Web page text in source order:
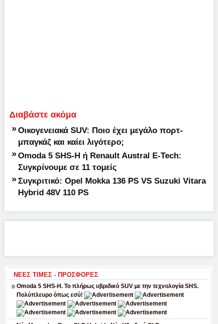
Διαβάστε ακόμα
» Οικογενειακά SUV: Ποιο έχει μεγάλο πορτ-
μπαγκάζ και καίει λιγότερο;
» Omoda 5 SHS-H ή Renault Austral E-Tech:
Συγκρίνουμε σε 11 τομείς
» Συγκριτικό: Opel Mokka 136 PS VS Suzuki Vitara
Hybrid 48V 110 PS